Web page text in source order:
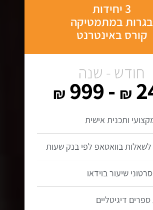
3 יחידות
בגרות במתמטיקה
קורס באינטרנט
חודש - שנה
₪
- 999
₪
ותכנית אישית
בוואטאפ לפי בנק שעות
שיעור בוידאו
דיגיטליים